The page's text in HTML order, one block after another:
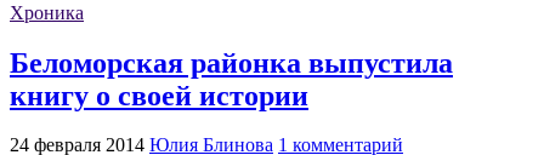
Хроника
Беломорская районка выпустила
книгу о своей истории
24 февраля 2014 Юлия Блинова 1 комментарий